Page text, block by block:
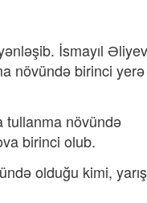
İsmayıl
növündə birinci yerə
tullanma növündə
birinci olub.
olduğu kimi,